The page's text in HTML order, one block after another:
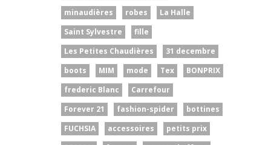
minaudières
robes
La Halle
Saint Sylvestre
fille
Les Petites Chaudières
31 decembre
boots
MIM mode Tex
BONPRIX
frederic Blanc
Carrefour
Forever 21
fashion-spider
bottines
FUCHSIA
accessoires
petits prix